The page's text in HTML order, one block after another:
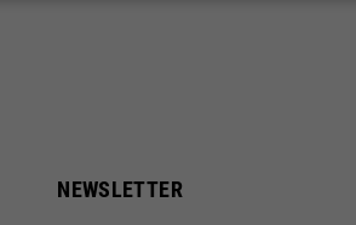
NEWSLETTER